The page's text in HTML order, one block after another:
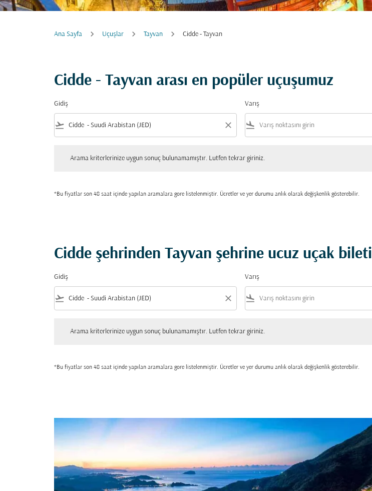
Ana Sayfa Uçuşlar Tayvan Cidde - Tayvan
Cidde - Tayvan arası en popüler uçuşumuz
Gidiş
flight_takeoff close
Varış
flight_land
Arama kriterlerinize uygun sonuç bulunamamıştır. Lutfen tekrar giriniz.
*Bu fiyatlar son 48 saat içinde yapılan aramalara gore listelenmiştir. Ücretler ve yer durumu anlık olarak değişkenlik gösterebilir.
Cidde şehrinden Tayvan şehrine ucuz uçak bileti
Gidiş
flight_takeoff close
Varış
flight_land
Arama kriterlerinize uygun sonuç bulunamamıştır. Lutfen tekrar giriniz.
*Bu fiyatlar son 48 saat içinde yapılan aramalara gore listelenmiştir. Ücretler ve yer durumu anlık olarak değişkenlik gösterebilir.